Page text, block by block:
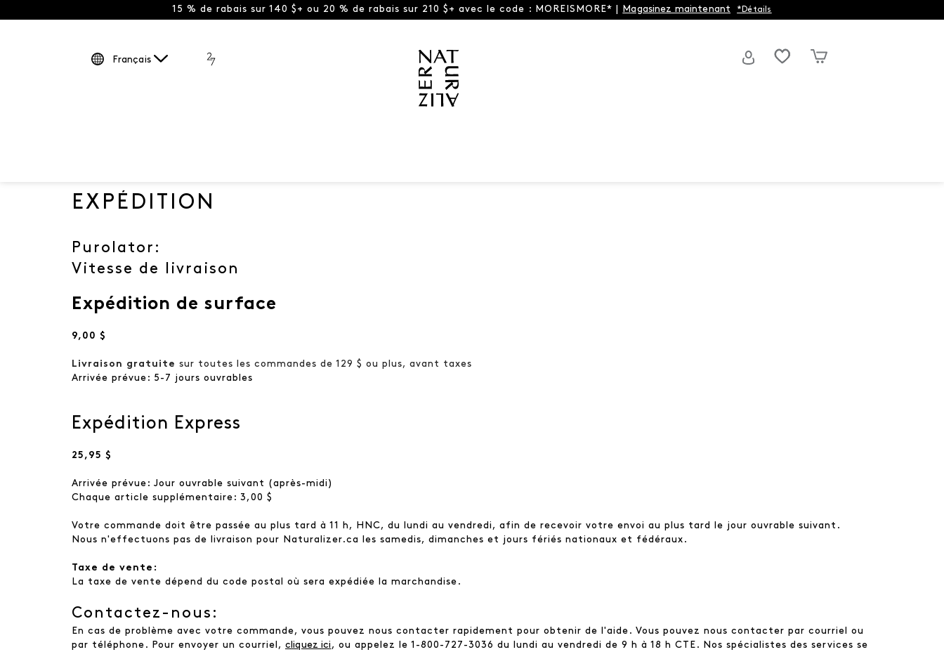
15 % de rabais sur 140 $+ ou 20 % de rabais sur 210 $+ avec le code : MOREISMORE* | Magasinez maintenant *Détails
Français
EXPÉDITION
Purolator:
Vitesse de livraison
Expédition de surface
9,00 $
Livraison gratuite sur toutes les commandes de 129 $ ou plus, avant taxes
Arrivée prévue: 5-7 jours ouvrables
Expédition Express
25,95 $
Arrivée prévue: Jour ouvrable suivant (après-midi)
Chaque article supplémentaire: 3,00 $
Votre commande doit être passée au plus tard à 11 h, HNC, du lundi au vendredi, afin de recevoir votre envoi au plus tard le jour ouvrable suivant.
Nous n'effectuons pas de livraison pour Naturalizer.ca les samedis, dimanches et jours fériés nationaux et fédéraux.
Taxe de vente:
La taxe de vente dépend du code postal où sera expédiée la marchandise.
Contactez-nous:
En cas de problème avec votre commande, vous pouvez nous contacter rapidement pour obtenir de l'aide. Vous pouvez nous contacter par courriel ou
par téléphone. Pour envoyer un courriel, cliquez ici , ou appelez le 1-800-727-3036 du lundi au vendredi de 9 h à 18 h CTE. Nos spécialistes des services se